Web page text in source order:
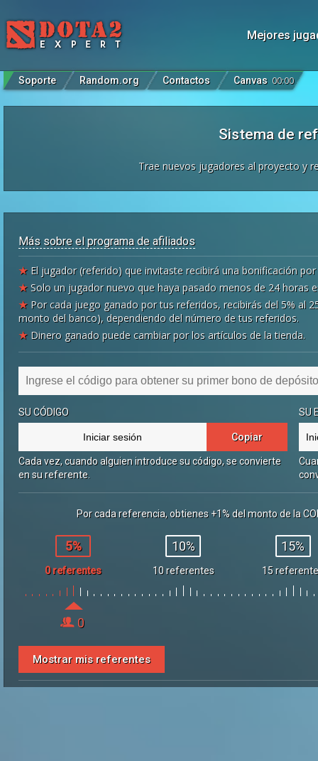
Mejores
Soporte Random.org Contactos Canvas 00:00
Sistema de
Trae nuevos jugadores al proyecto y
Más sobre el programa de afiliados
★El jugador (referido) que invitaste recibirá una bonificación
★Solo un jugador nuevo que haya pasado menos de 24 horas
★Por cada juego ganado por tus referidos, recibirás del 5% al
monto del banco), dependiendo del número de tus referidos.
★Dinero ganado puede cambiar por los artículos de la tienda.
SU CÓDIGO
Copiar
Cada vez, cuando alguien introduce su código, se convierte
en su referente.
SU
Por cada referencia, obtienes +1% del monto de la
5%
0 referentes
10%
10 referentes
15%
15
0
Mostrar mis referentes